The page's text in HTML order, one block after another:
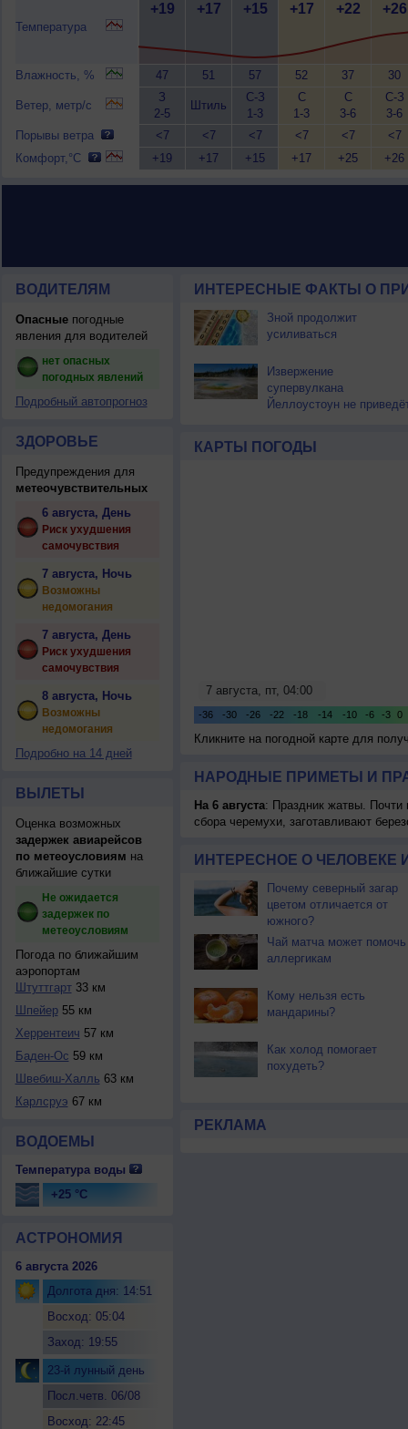
Температура
Влажность, %
Ветер, метр/с
Порывы ветра
Комфорт,°C
+19
47
З
2-5
<7
+19
+17
51
Штиль
<7
+17
+15
57
С-З
1-3
<7
+15
+17
52
С
1-3
<7
+17
+22
37
С
3-6
<7
+25
+26
30
С-З
3-6
<7
+26
ВОДИТЕЛЯМ
Опасныепогодные
явления для водителей
нет опасных
погодных явлений
Подробный автопрогноз
ЗДОРОВЬЕ
Предупреждения для
метеочувствительных
6 августа, День
Риск ухудшения
самочувствия
7 августа, Ночь
Возможны
недомогания
7 августа, День
Риск ухудшения
самочувствия
8 августа, Ночь
Возможны
недомогания
Подробно на 14 дней
ВЫЛЕТЫ
Оценка возможных
задержек авиарейсов
по метеоусловиям на
ближайшие сутки
Не ожидается
задержек по
метеоусловиям
Погода по ближайшим
аэропортам
Штуттгарт33 км
Шпейер55 км
Херрентеич 57 км
Баден-Ос 59 км
Швебиш-Халль 63 км
Карлсруэ 67 км
ВОДОЕМЫ
Температура воды
+25 °C
АСТРОНОМИЯ
6 августа 2026
Долгота дня: 14:51
Восход: 05:04
Заход: 19:55
23-й лунный день
Посл.четв. 06/08
Восход: 22:45
ИНТЕРЕСНЫЕ ФАКТЫ О
Зной продолжит
усиливаться
Извержение
супервулкана
Йеллоустоун не
КАРТЫ ПОГОДЫ
Кликните на погодной карте для
НАРОДНЫЕ ПРИМЕТЫ И
На 6 августа: Праздник жатвы. Почти
сбора черемухи, заготавливают
ИНТЕРЕСНОЕ О ЧЕЛОВЕКЕ
Почему северный загар
цветом отличается от
южного?
Чай матча может помочь
аллергикам
Кому нельзя есть
мандарины?
Как холод помогает
похудеть?
РЕКЛАМА